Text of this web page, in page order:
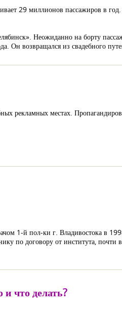
29 миллионов пассажиров в
Неожиданно на борту
Он возвращался из свадебного
рекламных местах.
1-й пол-ки г. Владивостока в
по договору от института, почти
что делать?